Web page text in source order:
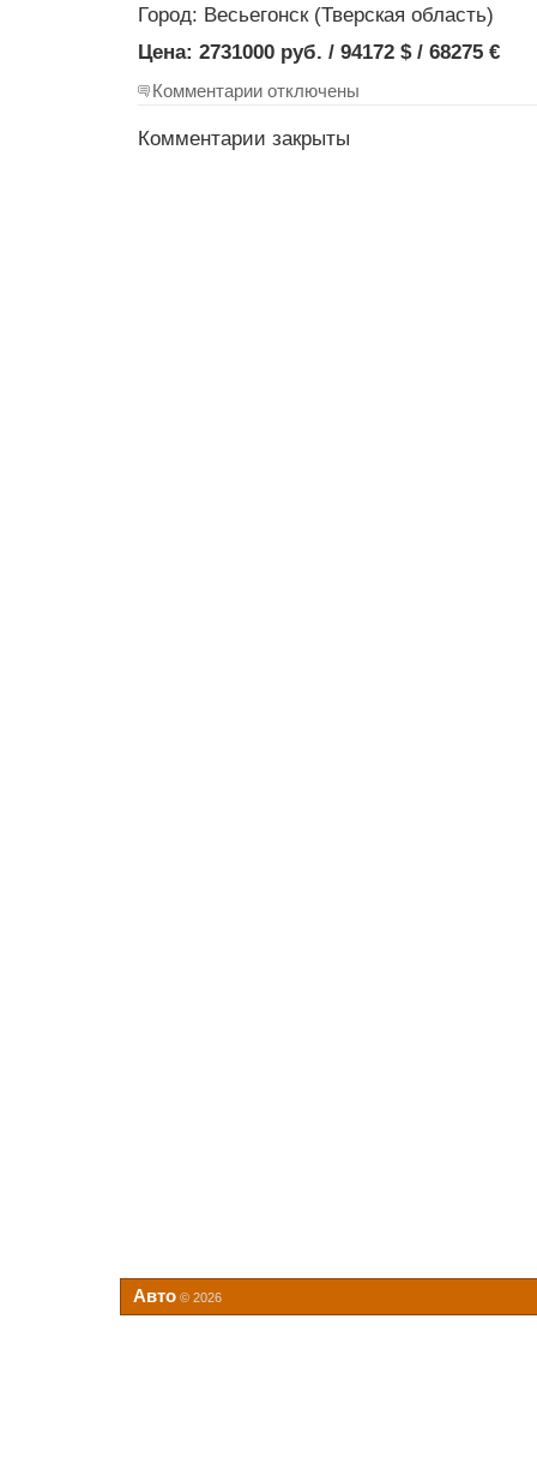
Город: Весьегонск (Тверская область)
Цена: 2731000 руб. / 94172 $ / 68275 €
Комментарии отключены
Комментарии закрыты
Авто © 2026